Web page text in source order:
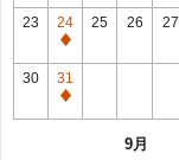
館
日
23
24
休
館
日
25 26 27
30
31
休
9月